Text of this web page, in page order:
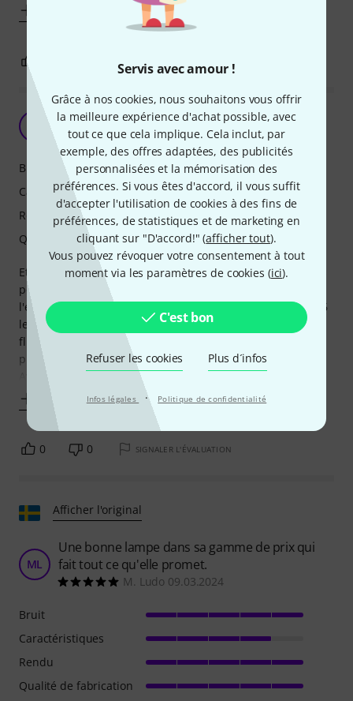
Servis avec amour !
Grâce à nos cookies, nous souhaitons vous offrir
la meilleure expérience d'achat possible, avec
tout ce que cela implique. Cela inclut, par
exemple, des offres adaptées, des publicités
personnalisées et la mémorisation des
préférences. Si vous êtes d'accord, il vous suffit
d'accepter l'utilisation de cookies à des fins de
préférences, de statistiques et de marketing en
cliquant sur "D'accord!" (afficher tout).
Vous pouvez révoquer votre consentement à tout
moment via les paramètres de cookies (ici).
C'est bon
Refuser les cookies Plus d´infos
Infos légales · Politique de confidentialité
Super chouettes ces petites lyres !
Maxime972 15.11.2025
Et bien pour ce prix-là, je suis bien surpris du rendu et des
possibilités de cette lyre, au passage très silencieuses. De
l'effet Beam à Wash à Flower, de pouvoir faire tourner les 6
leds comme on le souhaite, les changements de couleurs
fluides... au top ! Une fois qu'on en combine 2 ou 4 (ou
plus...) sur un pont, ça donne de l'envergure à la scène.
Afficher plus
Bruit
Caractéristiques
Rendu
Qualité de fabrication
0 0 SIGNALER L'ÉVALUATION
Afficher l'original
ML
Une bonne lampe dans sa gamme de prix qui
fait tout ce qu'elle promet.
M. Ludo 09.03.2024
Bruit
Caractéristiques
Rendu
Qualité de fabrication